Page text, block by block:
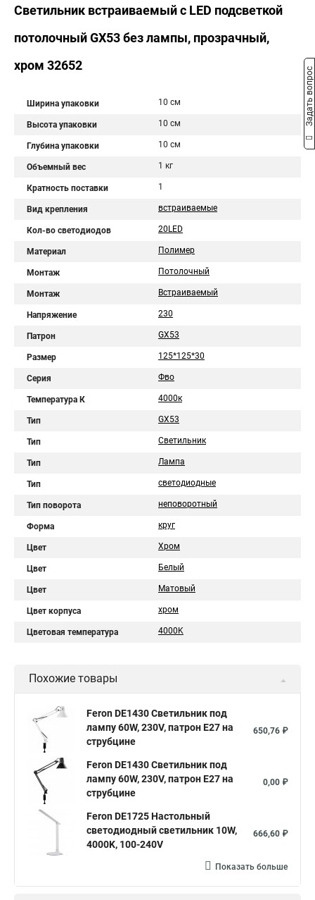
Светильник встраиваемый с LED подсветкой
потолочный GX53 без лампы, прозрачный,
хром 32652
Ширина упаковки 10 см
Высота упаковки 10 см
Глубина упаковки 10 см
Объемный вес 1 кг
Кратность поставки 1
Вид крепления встраиваемые
Кол-во светодиодов 20LED
Материал Полимер
Монтаж Потолочный
Монтаж Встраиваемый
Напряжение 230
Патрон GX53
Размер 125*125*30
Серия Фво
Температура К 4000к
Тип GX53
Тип Светильник
Тип Лампа
Тип светодиодные
Тип поворота неповоротный
Форма круг
Цвет Хром
Цвет Белый
Цвет Матовый
Цвет корпуса хром
Цветовая температура 4000K
Похожие товары
Feron DE1430 Светильник под
лампу 60W, 230V, патрон E27 на
струбцине
650,76 ₽
Feron DE1430 Светильник под
лампу 60W, 230V, патрон E27 на
струбцине
0,00 ₽
Feron DE1725 Настольный
светодиодный светильник 10W,
4000K, 100-240V
666,60 ₽
Показать больше
Задать вопрос